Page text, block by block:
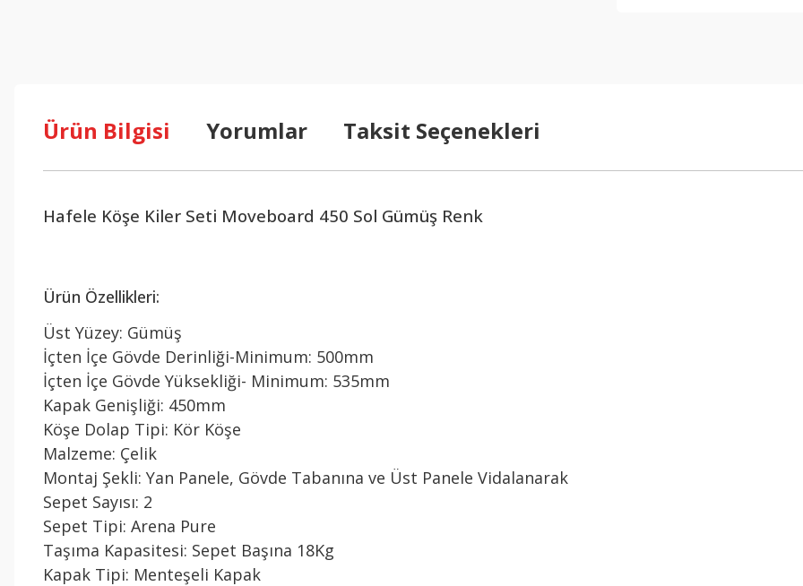
Ürün Bilgisi Yorumlar Taksit Seçenekleri
Hafele Köşe Kiler Seti Moveboard 450 Sol Gümüş Renk
Ürün Özellikleri:
Üst Yüzey: Gümüş
İçten İçe Gövde Derinliği-Minimum: 500mm
İçten İçe Gövde Yüksekliği- Minimum: 535mm
Kapak Genişliği: 450mm
Köşe Dolap Tipi: Kör Köşe
Malzeme: Çelik
Montaj Şekli: Yan Panele, Gövde Tabanına ve Üst Panele Vidalanarak
Sepet Sayısı: 2
Sepet Tipi: Arena Pure
Taşıma Kapasitesi: Sepet Başına 18Kg
Kapak Tipi: Menteşeli Kapak